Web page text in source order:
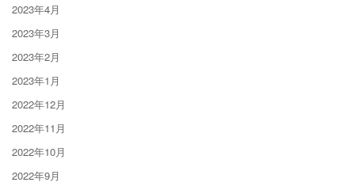
2023年4月
2023年3月
2023年2月
2023年1月
2022年12月
2022年11月
2022年10月
2022年9月